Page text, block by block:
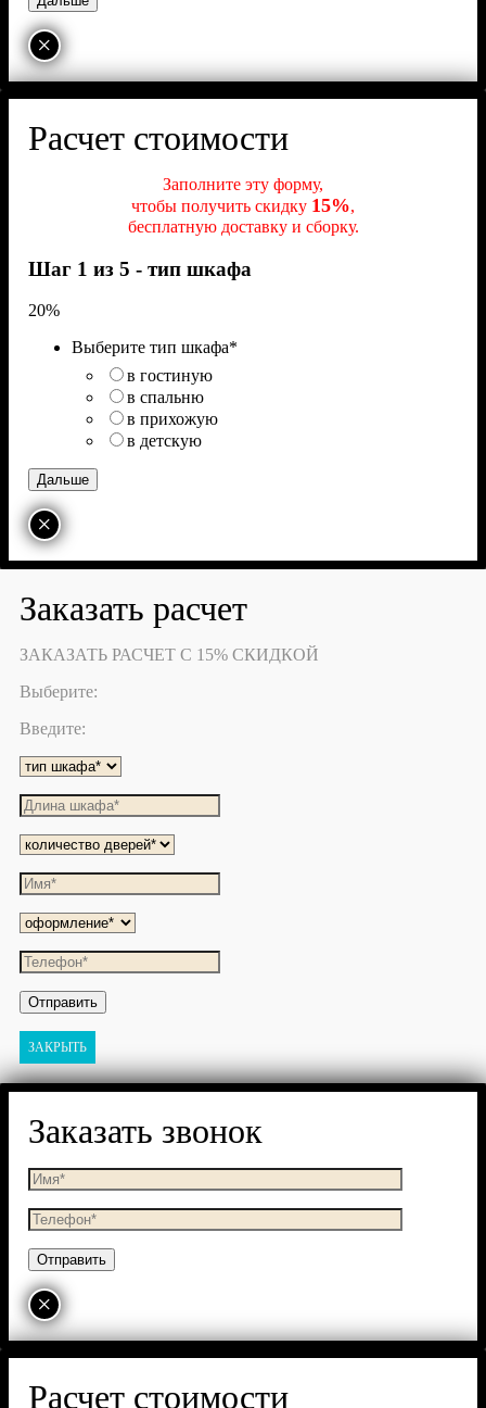
×
Расчет стоимости
Заполните эту форму,
чтобы получить скидку 15%,
бесплатную доставку и сборку.
Шаг 1 из 5 - тип шкафа
20%
Выберите тип шкафа*
в гостиную
в спальню
в прихожую
в детскую
×
Заказать расчет
ЗАКАЗАТЬ РАСЧЕТ С 15% СКИДКОЙ
Выберите:
Введите:
ЗАКРЫТЬ
Заказать звонок
×
Расчет стоимости